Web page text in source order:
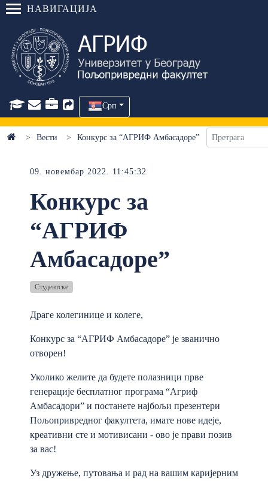
НАВИГАЦИЈА
Срп
Вести Конкурс за “АГРИФ Амбасадоре”
09. новембар 2022. 11:45:32
Конкурс за
“АГРИФ
Амбасадоре”
Студентске
Драге колегинице и колеге,
Конкурс за “АГРИФ Амбасадоре” је званично
отворен!
Уколико желите да будете полазници прве
генерације бесплатног програма “Агриф
Амбасадори” и постанете најбољи презентери
Пољопривредног факултета, имате нове идеје,
креативни сте и мотивисани - ово је прави позив
за вас!
Уз дружење, путовања и рад на вашим каријерним